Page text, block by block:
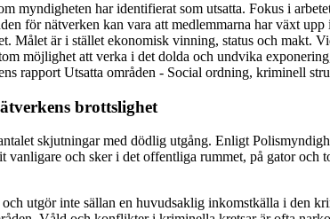
myndigheten har identifierat som utsatta. Fokus i
för nätverken kan vara att medlemmarna har växt upp
Målet är i stället ekonomisk vinning, status och makt.
möjlighet att verka i det dolda och undvika
rapport Utsatta områden - Social ordning, kriminell
brottslighet
skjutningar med dödlig utgång. Enligt
och sker i det offentliga rummet, på gator och
utgör inte sällan en huvudsaklig inkomstkälla i den